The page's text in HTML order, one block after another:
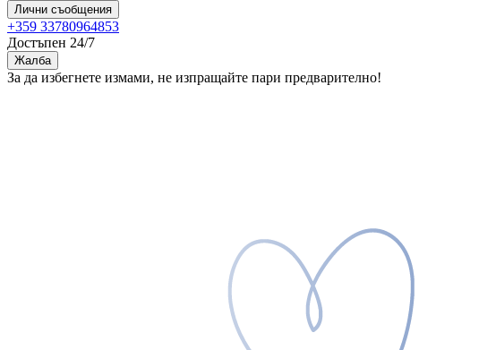
Лични съобщения
+359 33780964853
Достъпен 24/7
Жалба
За да избегнете измами, не изпращайте пари предварително!